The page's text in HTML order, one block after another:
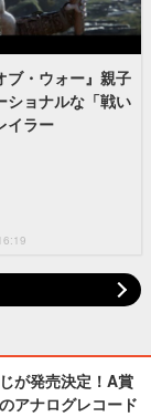
ブ・ウォー』親子
ショナルな「戦い
イラー
が発売決定！A賞
アナログレコード